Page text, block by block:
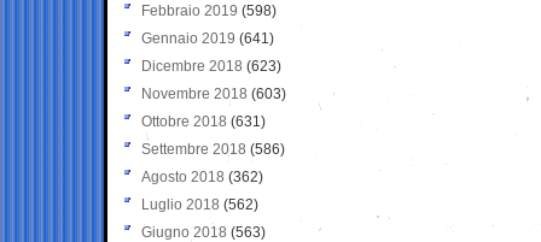
Febbraio 2019 (598)
Gennaio 2019 (641)
Dicembre 2018 (623)
Novembre 2018 (603)
Ottobre 2018 (631)
Settembre 2018 (586)
Agosto 2018 (362)
Luglio 2018 (562)
Giugno 2018 (563)